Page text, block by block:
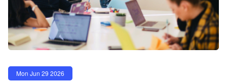
Mon Jun 29 2026